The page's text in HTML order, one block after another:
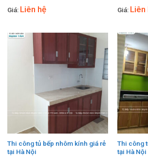
Giá: Liên hệ
Giá: Liên
Thi công tủ bếp nhôm kính giá rẻ
tại Hà Nội
Thi công
tại Hà Nội